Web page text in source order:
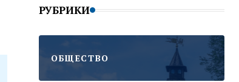
РУБРИКИ
ОБЩЕСТВО